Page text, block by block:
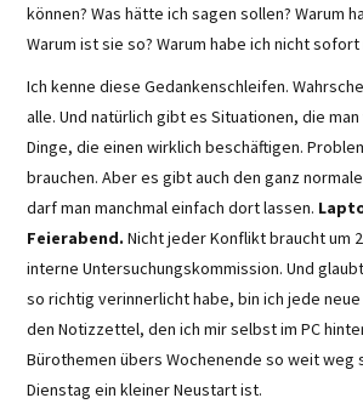
können? Was hätte ich sagen sollen? Warum
Warum ist sie so? Warum habe ich nicht
Ich kenne diese Gedankenschleifen.
alle. Und natürlich gibt es Situationen, die
Dinge, die einen wirklich beschäftigen.
brauchen. Aber es gibt auch den ganz
darf man manchmal einfach dort lassen.
Feierabend. Nicht jeder Konflikt braucht um
interne Untersuchungskommission. Und
so richtig verinnerlicht habe, bin ich jede
den Notizzettel, den ich mir selbst im PC
Bürothemen übers Wochenende so weit weg
Dienstag ein kleiner Neustart ist.